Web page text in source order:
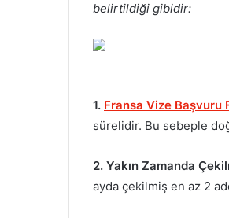
belirtildiği gibidir:
1. Fransa Vize Başvuru
sürelidir. Bu sebeple
2. Yakın Zamanda
ayda çekilmiş en az 2